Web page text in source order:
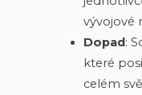
vývojové
Dopad:
které
celém